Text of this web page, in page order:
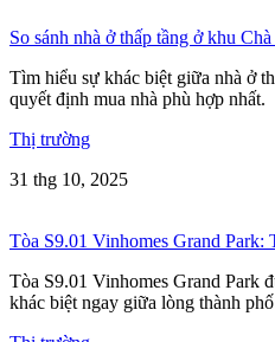
So sánh nhà ở thấp tầng ở khu
Tìm hiểu sự khác biệt giữa nhà ở
quyết định mua nhà phù hợp nhất.
Thị trường
31 thg 10, 2025
Tòa S9.01 Vinhomes Grand Park:
Tòa S9.01 Vinhomes Grand Park
khác biệt ngay giữa lòng thành